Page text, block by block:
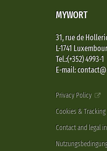
MYWORT
31, rue de
L-1741
Tel.:(+352) 4993-1
E-mail:
Privacy Policy
Cookies & Tracking
Contact and legal